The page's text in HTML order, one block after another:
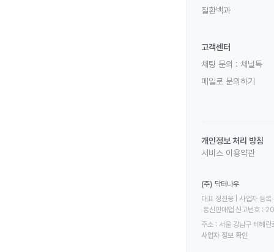
질환백과
고객센터
채팅 문의 : 채널톡
메일로 문의하기
개인정보 처리 방침
서비스 이용약관
(주) 닥터나우
대표 정진웅 | 사업자
통신판매업 신고번호
주소 : 서울 강남구 테헤
사업자 정보 확인